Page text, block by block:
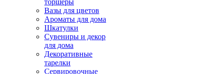
торшеры
Вазы для цветов
Ароматы для дома
Шкатулки
Сувениры и декор
для дома
Декоративные
тарелки
Сервировочные